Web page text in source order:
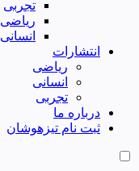
تجربی
ریاضی
انسانی
انتشارات
ریاضی
انسانی
تجربی
درباره ما
ثبت نام تیزهوشان